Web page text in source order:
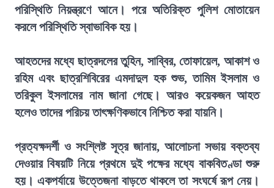
পরিস্থিতি নিয়ন্ত্রণে আনে। পরে অতিরিক্ত পুলিশ মোতায়েন
করলে পরিস্থিতি স্বাভাবিক হয়।
আহতদের মধ্যে ছাত্রদলের তুহিন, সাব্বির, তোফায়েল, আকাশ ও
রহিম এবং ছাত্রশিবিরের এমদাদুল হক শুভ, তামিম ইসলাম ও
তরিকুল ইসলামের নাম জানা গেছে। আরও কয়েকজন আহত
হলেও তাদের পরিচয় তাৎক্ষণিকভাবে নিশ্চিত করা যায়নি।
প্রত্যক্ষদর্শী ও সংশ্লিষ্ট সূত্র জানায়, আলোচনা সভায় বক্তব্য
দেওয়ার বিষয়টি নিয়ে প্রথমে দুই পক্ষের মধ্যে বাকবিতণ্ডা শুরু
হয়। একপর্যায়ে উত্তেজনা বাড়তে থাকলে তা সংঘর্ষে রূপ নেয়।